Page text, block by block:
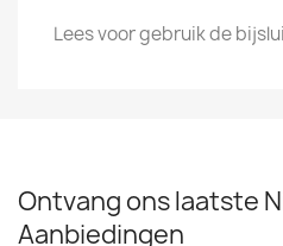
Lees voor gebruik de
Ontvang ons laatste
Aanbiedingen